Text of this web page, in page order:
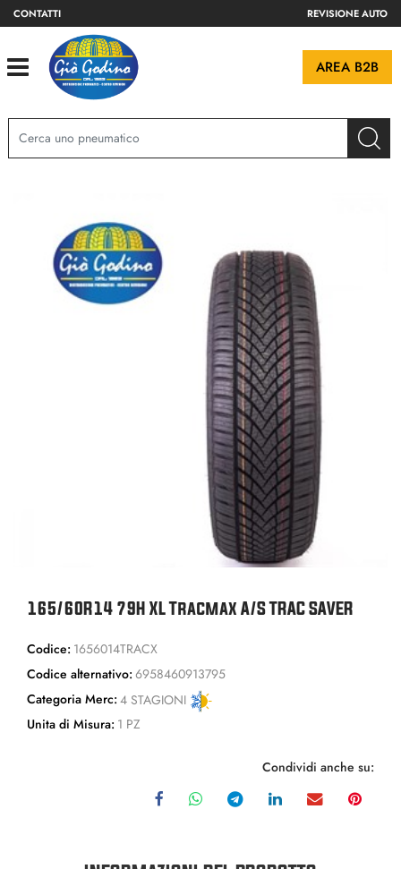
CONTATTI REVISIONE AUTO
Open AREA B2B
165/60R14 79H XL Tracmax A/S TRAC SAVER
Codice: 1656014TRACX
Codice alternativo: 6958460913795
Categoria Merc: 4 STAGIONI
Unita di Misura: 1 PZ
Condividi anche su: